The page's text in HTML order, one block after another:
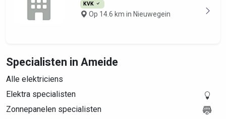
KVK
Op 14.6 km in Nieuwegein
Specialisten in Ameide
Alle elektriciens
Elektra specialisten
Zonnepanelen specialisten